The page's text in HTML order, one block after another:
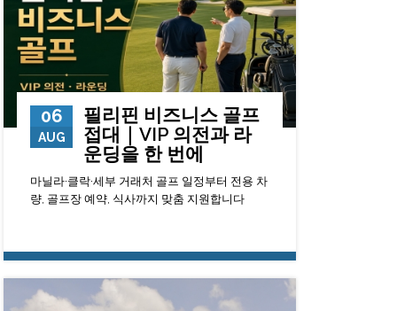
06
AUG
필리핀 비즈니스 골프
접대｜VIP 의전과 라
운딩을 한 번에
마닐라·클락·세부 거래처 골프 일정부터 전용 차
량, 골프장 예약, 식사까지 맞춤 지원합니다
114 0 23